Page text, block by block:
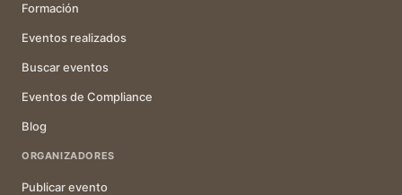
Formación
Eventos realizados
Buscar eventos
Eventos de Compliance
Blog
ORGANIZADORES
Publicar evento